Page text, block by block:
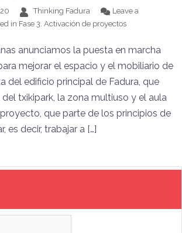
Thinking Fadura
Leave a
in Fase 3. Activación de proyectos
anunciamos la puesta en marcha
mejorar el espacio y el mobiliario de
del edificio principal de Fadura, que
txikipark, la zona multiuso y el aula
que parte de los principios de
es decir, trabajar a […]